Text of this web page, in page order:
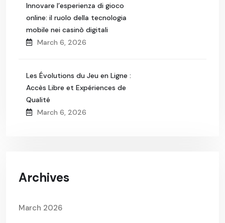
Innovare l’esperienza di gioco
online: il ruolo della tecnologia
mobile nei casinò digitali
March 6, 2026
Les Évolutions du Jeu en Ligne :
Accès Libre et Expériences de
Qualité
March 6, 2026
Archives
March 2026